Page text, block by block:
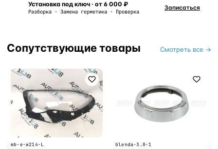
Установка под ключ · от 6 000 ₽
Разборка · Замена герметика · Проверка
Записаться
Сопутствующие товары Смотреть все →
mb-e-w214-L blenda-3.0-1